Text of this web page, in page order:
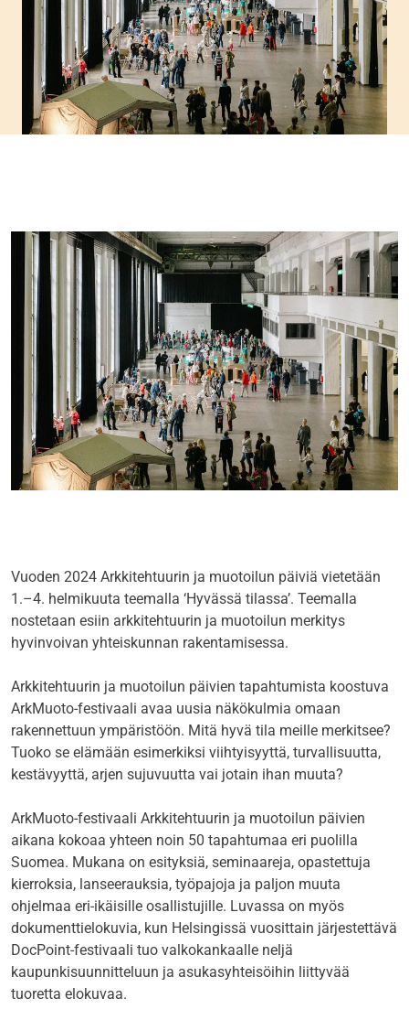
Vuoden 2024 Arkkitehtuurin ja muotoilun päiviä vietetään
1.–4. helmikuuta teemalla ‘Hyvässä tilassa’. Teemalla
nostetaan esiin arkkitehtuurin ja muotoilun merkitys
hyvinvoivan yhteiskunnan rakentamisessa.
Arkkitehtuurin ja muotoilun päivien tapahtumista koostuva
ArkMuoto-festivaali avaa uusia näkökulmia omaan
rakennettuun ympäristöön. Mitä hyvä tila meille merkitsee?
Tuoko se elämään esimerkiksi viihtyisyyttä, turvallisuutta,
kestävyyttä, arjen sujuvuutta vai jotain ihan muuta?
ArkMuoto-festivaali Arkkitehtuurin ja muotoilun päivien
aikana kokoaa yhteen noin 50 tapahtumaa eri puolilla
Suomea. Mukana on esityksiä, seminaareja, opastettuja
kierroksia, lanseerauksia, työpajoja ja paljon muuta
ohjelmaa eri-ikäisille osallistujille. Luvassa on myös
dokumenttielokuvia, kun Helsingissä vuosittain järjestettävä
DocPoint-festivaali tuo valkokankaalle neljä
kaupunkisuunnitteluun ja asukasyhteisöihin liittyvää
tuoretta elokuvaa.